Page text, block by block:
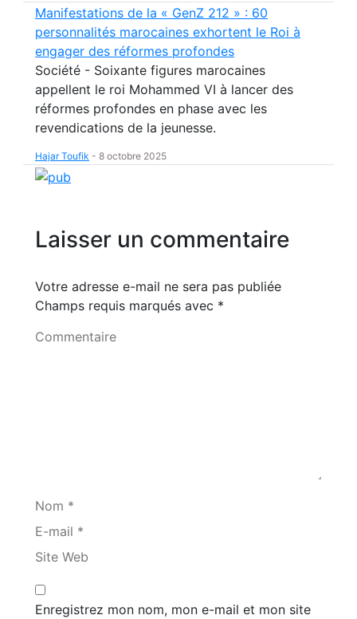
Manifestations de la « GenZ 212 » : 60
personnalités marocaines exhortent le Roi à
engager des réformes profondes
Société - Soixante figures marocaines
appellent le roi Mohammed VI à lancer des
réformes profondes en phase avec les
revendications de la jeunesse.
Hajar Toufik - 8 octobre 2025
Laisser un commentaire
Votre adresse e-mail ne sera pas publiée
Champs requis marqués avec *
Commentaire
Nom *
E-mail *
Site Web
Enregistrez mon nom, mon e-mail et mon site